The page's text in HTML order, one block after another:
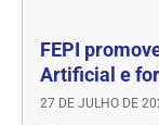
FEPI
Artificial e
27 DE JULHO DE